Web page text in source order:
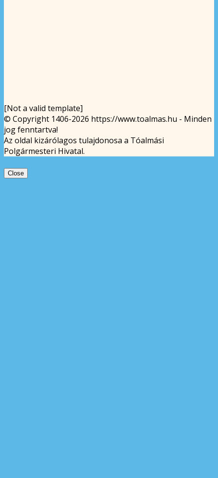
[Not a valid template]
© Copyright 1406-2026 https://www.toalmas.hu - Minden
jog fenntartva!
Az oldal kizárólagos tulajdonosa a Tóalmási
Polgármesteri Hivatal.
Close